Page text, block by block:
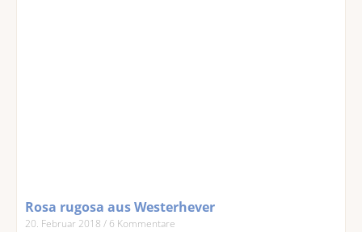
Rosa rugosa aus Westerhever
20. Februar 2018 6 Kommentare